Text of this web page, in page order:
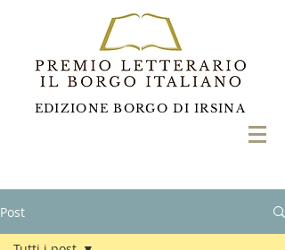
EDIZIONE BORGO DI IRSINA
Post